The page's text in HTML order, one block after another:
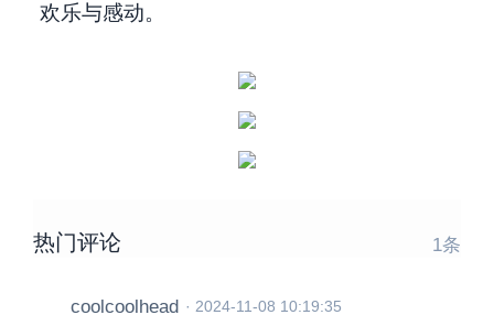
欢乐与感动。
热门评论 1条
coolcoolhead · 2024-11-08 10:19:35